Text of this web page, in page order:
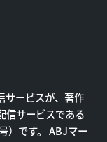
サービスが、著作
信サービスである
）です。 ABJマー